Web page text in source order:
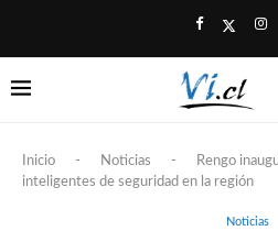
Inicio - Noticias -
Rengo
inteligentes de seguridad en la región
Noticias